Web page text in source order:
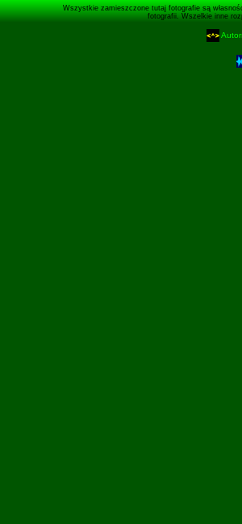
Wszystkie zamieszczone tutaj fotografie są
fotografii. Wszelkie inne